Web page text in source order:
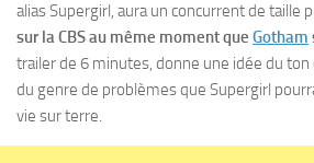
alias Supergirl, aura un concurrent de taille
sur la CBS au même moment que Gotham
trailer de 6 minutes, donne une idée du ton
du genre de problèmes que Supergirl
vie sur terre.